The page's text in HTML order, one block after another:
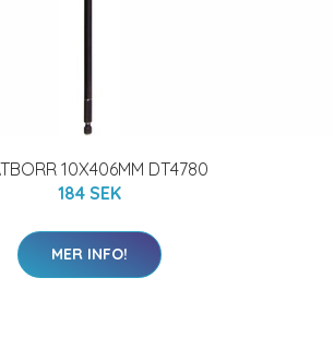
10X406MM DT4780
184 SEK
MER INFO!